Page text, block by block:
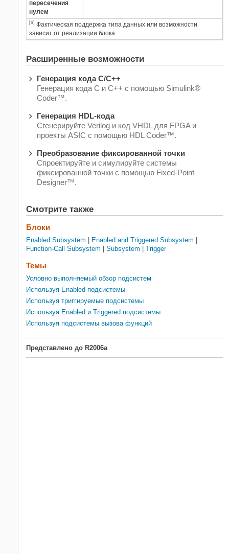
пересечения
нулем
[a] Фактическая поддержка типа данных или возможности
зависит от реализации блока.
Расширенные возможности
Генерация кода C/C++
Генерация кода C и C++ с помощью Simulink®
Coder™.
Генерация HDL-кода
Сгенерируйте Verilog и код VHDL для FPGA и
проекты ASIC с помощью HDL Coder™.
Преобразование фиксированной точки
Спроектируйте и симулируйте системы
фиксированной точки с помощью Fixed-Point
Designer™.
Смотрите также
Блоки
Enabled Subsystem Enabled and Triggered Subsystem
Function-Call Subsystem
Subsystem Trigger
Темы
Условно выполняемый обзор подсистем
Используя Enabled подсистемы
Используя триггируемые подсистемы
Используя Enabled и Triggered подсистемы
Используя подсистемы вызова функций
Представлено до R2006a